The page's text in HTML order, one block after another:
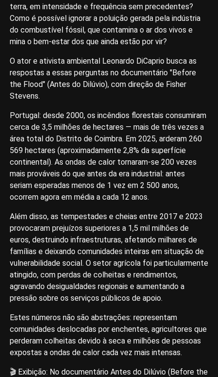
terra, em intensidade e frequência sem precedentes?
Como é possível ignorar a poluição gerada pela indústria
do combustível fóssil, que contamina o ar dos vivos e
mina o bem-estar dos que ainda estão por vir?
O ator e ativista ambiental Leonardo DiCaprio busca as
respostas a essas perguntas no documentário "Before
the Flood" (Antes do Dilúvio), com direção de Fisher
Stevens.
Portugal: desde 2000, os incêndios florestais consumiram
cerca de 3,5 milhões de hectares — mais de três vezes a
área total do Distrito de Coimbra. Em 2025, arderam 260
569 hectares (aproximadamente 2,8% da superfície
continental). As ondas de calor tornaram-se 200 vezes
mais prováveis do que antes da era industrial: antes
seriam esperadas menos de 1 vez em 2 500 anos,
ocorrem agora em média a cada 12 anos.
Além disso, as tempestades e cheias entre 2017 e 2023
provocaram prejuízos superiores a 1,5 mil milhões de
euros, destruindo infraestruturas, afetando milhares de
famílias e deixando comunidades inteiras em situação de
vulnerabilidade social. O setor agrícola foi particularmente
atingido, com perdas de colheitas e rendimentos,
agravando desigualdades regionais e aumentando a
pressão sobre os serviços públicos de apoio.
Estes números não são abstrações: representam
comunidades deslocadas por enchentes, agricultores que
perderam colheitas devido à seca e milhões de pessoas
expostas a ondas de calor cada vez mais intensas.
🎬 Exibição: No documentário Antes do Dilúvio (Before the